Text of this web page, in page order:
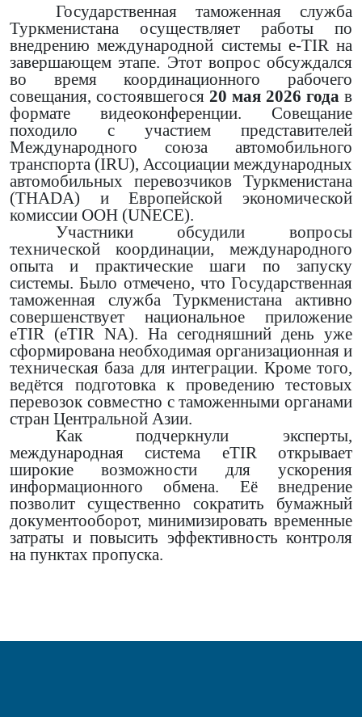
Государственная таможенная служба
Туркменистана осуществляет работы по
внедрению международной системы e-TIR на
завершающем этапе. Этот вопрос обсуждался
во времякоординационного рабочего
совещания, состоявшегося 20 мая 2026 года в
формате видеоконференции. Совещание
походило с участием представителей
Международного союза автомобильного
транспорта (IRU), Ассоциации международных
автомобильных перевозчиков Туркменистана
(THADA) и Европейской экономической
комиссии ООН (UNECE).
Участники обсудили вопросы
технической координации, международного
опыта и практические шаги по запуску
системы. Было отмечено, что Государственная
таможенная служба Туркменистана активно
совершенствует национальное приложение
eTIR (eTIR NA). На сегодняшний день уже
сформирована необходимая организационная и
техническая база для интеграции. Кроме того,
ведётся подготовка к проведению тестовых
перевозок совместно с таможенными органами
стран Центральной Азии.
Как подчеркнули эксперты,
международная система eTIR открывает
широкие возможности для ускорения
информационного обмена. Её внедрение
позволит существенно сократить бумажный
документооборот, минимизировать временные
затраты и повысить эффективность контроля
на пунктах пропуска.